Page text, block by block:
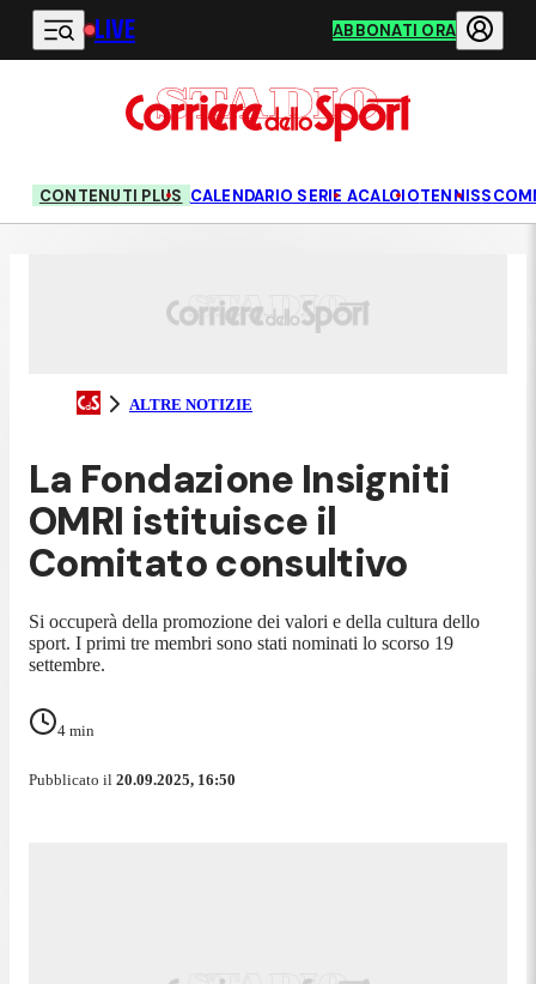
Vai al contenuto principale
LIVE ABBONATI ORA
CONTENUTI PLUS CALENDARIO SERIE ACALCIOTENNIS
ALTRE NOTIZIE
La Fondazione Insigniti
OMRI istituisce il
Comitato consultivo
Si occuperà della promozione dei valori e della cultura dello
sport. I primi tre membri sono stati nominati lo scorso 19
settembre.
4 min
Pubblicato il 20.09.2025, 16:50